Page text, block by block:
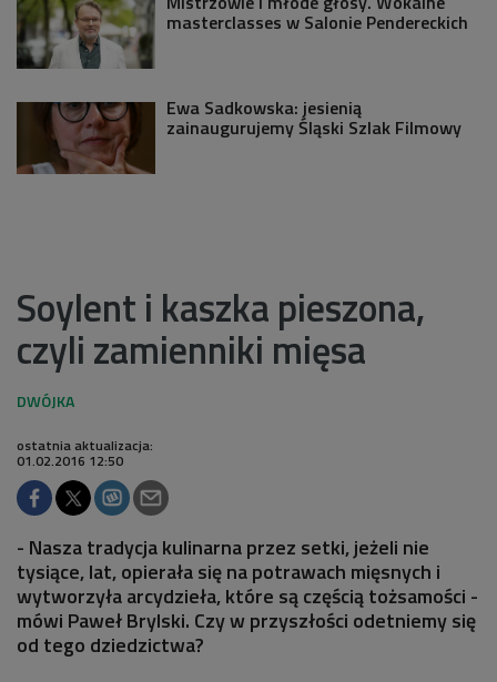
masterclasses w Salonie Pendereckich
Ewa Sadkowska: jesienią
zainaugurujemy Śląski Szlak Filmowy
Soylent i kaszka pieszona,
czyli zamienniki mięsa
ostatnia aktualizacja:
01.02.2016 12:50
- Nasza tradycja kulinarna przez setki, jeżeli nie
tysiące, lat, opierała się na potrawach mięsnych i
wytworzyła arcydzieła, które są częścią tożsamości -
mówi Paweł Brylski. Czy w przyszłości odetniemy się
od tego dziedzictwa?